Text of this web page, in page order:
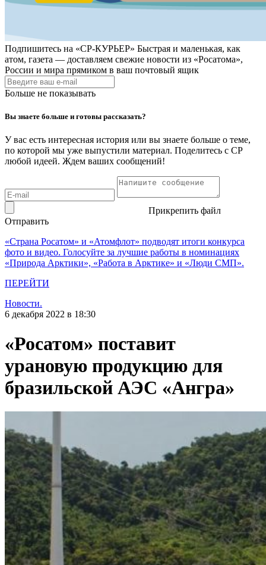
Подпишитесь на «СР-КУРЬЕР» Быстрая и маленькая, как
атом, газета — доставляем свежие новости из «Росатома»,
России и мира прямиком в ваш почтовый ящик
Больше не показывать
Вы знаете больше и готовы рассказать?
У вас есть интересная история или вы знаете больше о теме,
по которой мы уже выпустили материал. Поделитесь с СР
любой идеей. Ждем ваших сообщений!
Прикрепить файл
Отправить
«Страна Росатом» и «Атомфлот» подводят итоги конкурса
фото и видео. Голосуйте за лучшие работы в номинациях
«Природа Арктики», «Работа в Арктике» и «Люди СМП».
ПЕРЕЙТИ
Новости.
6 декабря 2022 в 18:30
«Росатом» поставит
урановую продукцию для
бразильской АЭС «Ангра»